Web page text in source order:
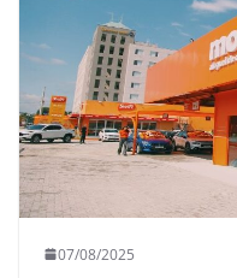
07/08/2025